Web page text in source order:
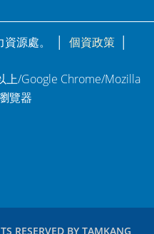
資源處。 │ 個資政策
上/Google Chrome/Mozilla
覽器
RESERVED BY TAMKANG